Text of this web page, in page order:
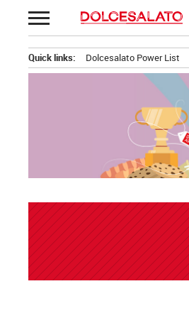
Passa
al
Quick links: Dolcesalato Power List